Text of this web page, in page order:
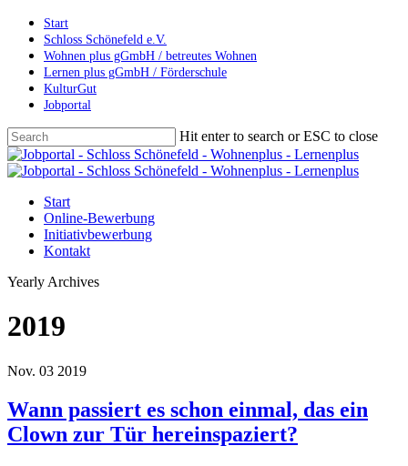
Skip
main
content
Start
Schloss Schönefeld e.V.
Wohnen plus gGmbH / betreutes Wohnen
Lernen plus gGmbH / Förderschule
KulturGut
Jobportal
Hit enter to search or ESC to close
Close
Search
Menu
Start
Online-Bewerbung
Initiativbewerbung
Kontakt
Yearly Archives
2019
Nov. 03 2019
Wann passiert es schon einmal, das ein
Clown zur Tür hereinspaziert?